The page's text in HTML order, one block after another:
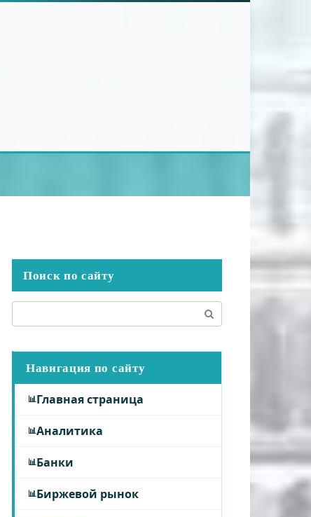
Поиск по сайту
Навигация по сайту
Главная страница
Аналитика
Банки
Биржевой рынок